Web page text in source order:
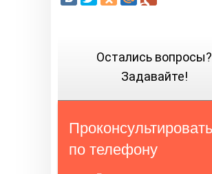
Остались вопросы?
Задавайте!